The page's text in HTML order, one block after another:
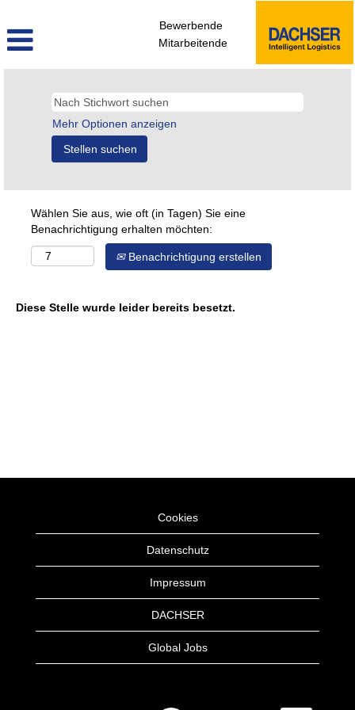
Bewerbende
Mitarbeitende
Mehr Optionen anzeigen
Wählen Sie aus, wie oft (in Tagen) Sie eine
Benachrichtigung erhalten möchten:
Benachrichtigung erstellen
Diese Stelle wurde leider bereits besetzt.
Cookies
Datenschutz
Impressum
DACHSER
Global Jobs